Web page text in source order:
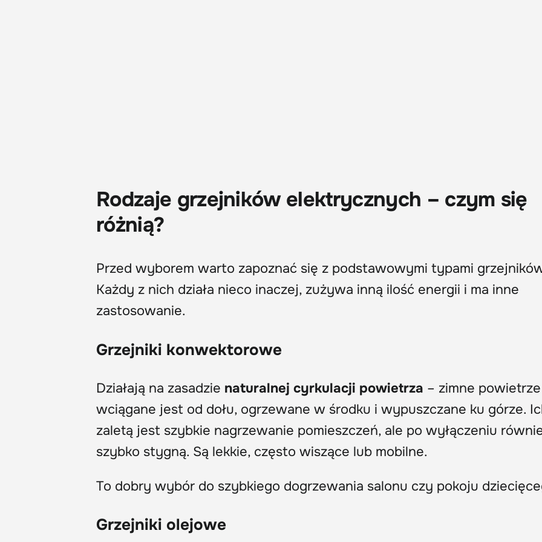
Rodzaje grzejników elektrycznych – czym się
różnią?
Przed wyborem warto zapoznać się z podstawowymi typami
Każdy z nich działa nieco inaczej, zużywa inną ilość energii i ma inne
zastosowanie.
Grzejniki konwektorowe
Działają na zasadzie naturalnej cyrkulacji powietrza – zimne powietrze
wciągane jest od dołu, ogrzewane w środku i wypuszczane ku górze.
zaletą jest szybkie nagrzewanie pomieszczeń, ale po wyłączeniu
szybko stygną. Są lekkie, często wiszące lub mobilne.
To dobry wybór do szybkiego dogrzewania salonu czy pokoju
Grzejniki olejowe